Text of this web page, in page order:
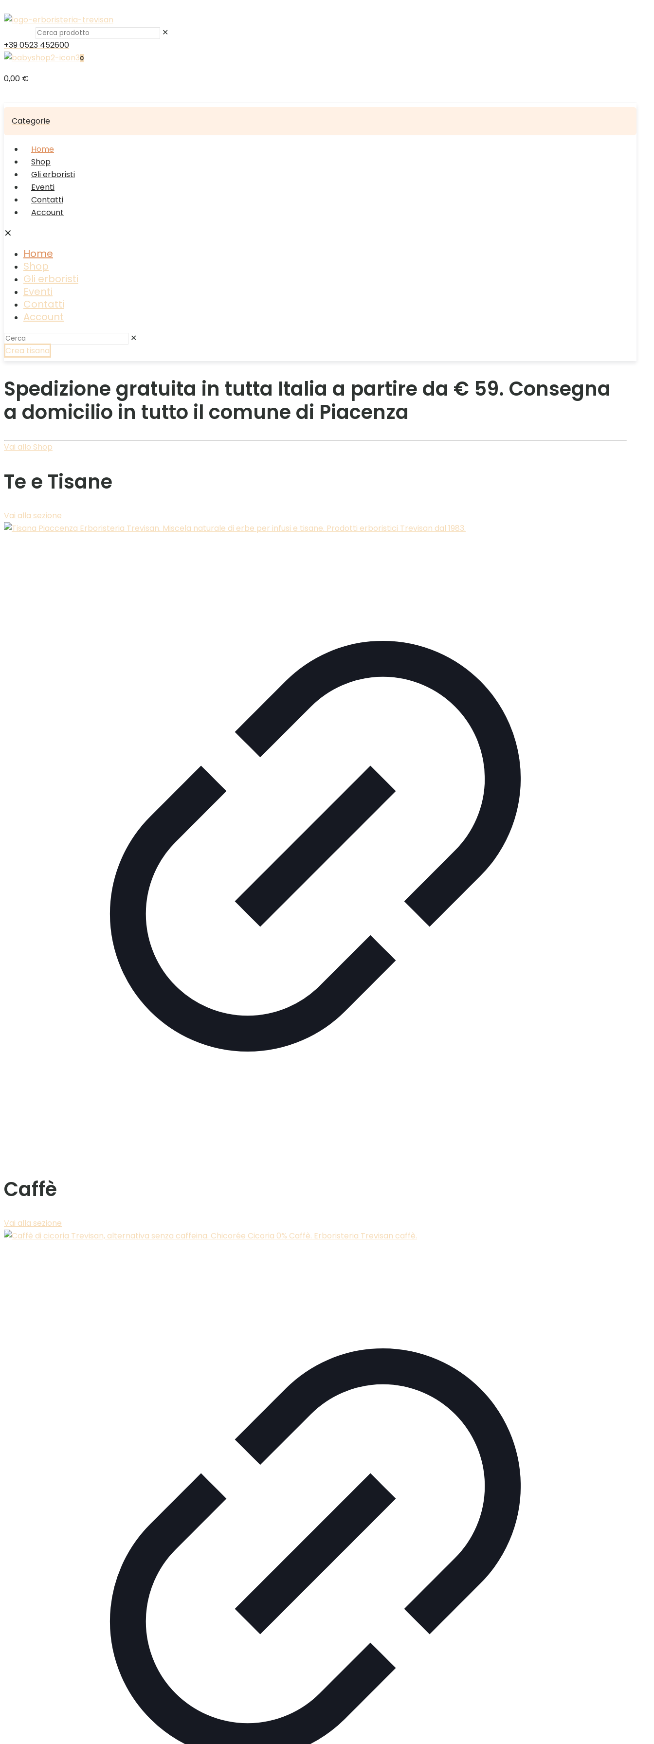
✕
+39 0523 452600
0
0,00 €
Categorie
Home
Shop
Gli erboristi
Eventi
Contatti
Account
✕
Home
Shop
Gli erboristi
Eventi
Contatti
Account
✕
Crea tisana
Spedizione gratuita in tutta Italia a partire da € 59. Consegna
a domicilio in tutto il comune di Piacenza
Vai allo Shop
Te e Tisane
Vai alla sezione
Caffè
Vai alla sezione